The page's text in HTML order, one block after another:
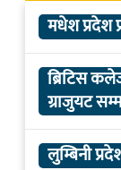
मधेश प्रदेश
ब्रिटिस
ग्राजुयट
लुम्बिनी